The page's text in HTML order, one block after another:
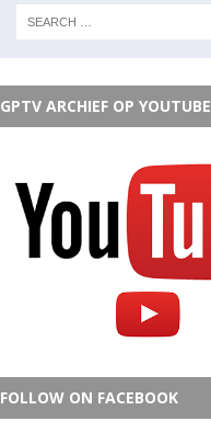
GPTV ARCHIEF OP YOUTUBE
FOLLOW ON FACEBOOK